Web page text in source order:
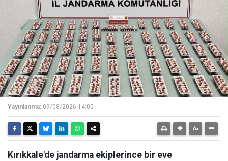
Yayınlanma: 09/08/2026 14:05
Kırıkkale'de jandarma ekiplerince bir eve